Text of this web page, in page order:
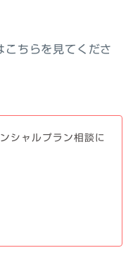
こちらを見てくださ
シャルプラン相談に